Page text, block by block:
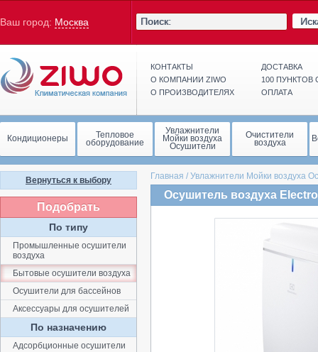
Ваш город: Москва
КОНТАКТЫ
О КОМПАНИИ ZIWO
О ПРОИЗВОДИТЕЛЯХ
ДОСТАВКА
100
ОПЛАТА
Кондиционеры Тепловое
оборудование
Увлажнители
Мойки воздуха
Осушители
Очистители
воздуха
Главная / Увлажнители Мойки воздуха
Осушитель воздуха
Вернуться к выбору
Подобрать
По типу
Промышленные осушители
воздуха
Бытовые осушители воздуха
Осушители для бассейнов
Аксессуары для осушителей
По назначению
Адсорбционные осушители